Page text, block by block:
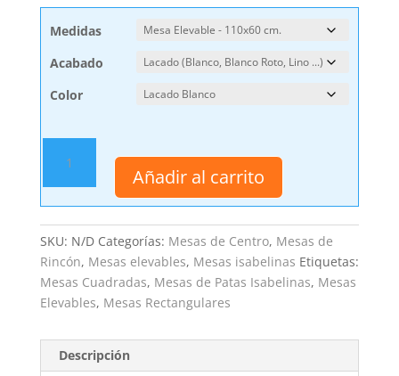
Medidas
Acabado
Color
Centro
Vigo
Fija
o
Elevable
cantidad
Añadir al carrito
SKU: N/D Categorías: Mesas de Centro, Mesas de
Rincón, Mesas elevables, Mesas isabelinas Etiquetas:
Mesas Cuadradas, Mesas de Patas Isabelinas, Mesas
Elevables, Mesas Rectangulares
Descripción